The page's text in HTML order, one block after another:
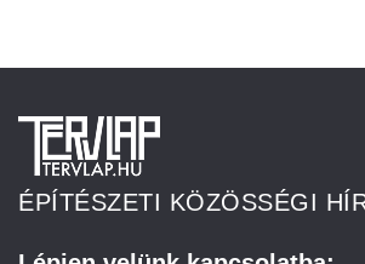
ÉPÍTÉSZETI KÖZÖSSÉGI